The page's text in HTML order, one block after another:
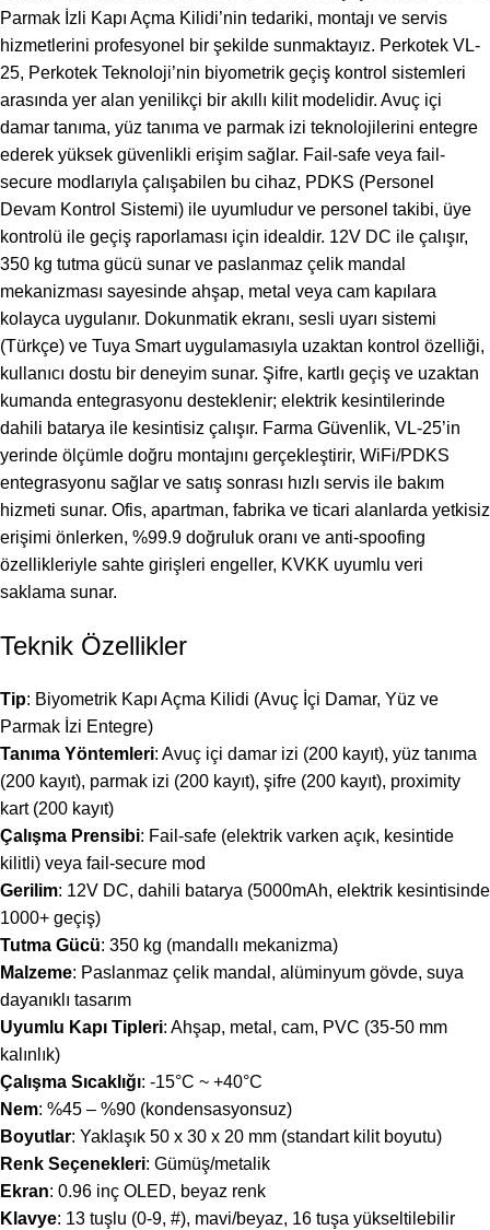
Parmak İzli Kapı Açma Kilidi’nin tedariki, montajı ve servis
hizmetlerini profesyonel bir şekilde sunmaktayız. Perkotek VL-
25, Perkotek Teknoloji’nin biyometrik geçiş kontrol sistemleri
arasında yer alan yenilikçi bir akıllı kilit modelidir. Avuç içi
damar tanıma, yüz tanıma ve parmak izi teknolojilerini entegre
ederek yüksek güvenlikli erişim sağlar. Fail-safe veya fail-
secure modlarıyla çalışabilen bu cihaz, PDKS (Personel
Devam Kontrol Sistemi) ile uyumludur ve personel takibi, üye
kontrolü ile geçiş raporlaması için idealdir. 12V DC ile çalışır,
350 kg tutma gücü sunar ve paslanmaz çelik mandal
mekanizması sayesinde ahşap, metal veya cam kapılara
kolayca uygulanır. Dokunmatik ekranı, sesli uyarı sistemi
(Türkçe) ve Tuya Smart uygulamasıyla uzaktan kontrol özelliği,
kullanıcı dostu bir deneyim sunar. Şifre, kartlı geçiş ve uzaktan
kumanda entegrasyonu desteklenir; elektrik kesintilerinde
dahili batarya ile kesintisiz çalışır. Farma Güvenlik, VL-25’in
yerinde ölçümle doğru montajını gerçekleştirir, WiFi/PDKS
entegrasyonu sağlar ve satış sonrası hızlı servis ile bakım
hizmeti sunar. Ofis, apartman, fabrika ve ticari alanlarda yetkisiz
erişimi önlerken, %99.9 doğruluk oranı ve anti-spoofing
özellikleriyle sahte girişleri engeller, KVKK uyumlu veri
saklama sunar.
Teknik Özellikler
Tip: Biyometrik Kapı Açma Kilidi (Avuç İçi Damar, Yüz ve
Parmak İzi Entegre)
Tanıma Yöntemleri: Avuç içi damar izi (200 kayıt), yüz tanıma
(200 kayıt), parmak izi (200 kayıt), şifre (200 kayıt), proximity
kart (200 kayıt)
Çalışma Prensibi: Fail-safe (elektrik varken açık, kesintide
kilitli) veya fail-secure mod
Gerilim: 12V DC, dahili batarya (5000mAh, elektrik kesintisinde
1000+ geçiş)
Tutma Gücü: 350 kg (mandallı mekanizma)
Malzeme: Paslanmaz çelik mandal, alüminyum gövde, suya
dayanıklı tasarım
Uyumlu Kapı Tipleri: Ahşap, metal, cam, PVC (35-50 mm
kalınlık)
Çalışma Sıcaklığı: -15°C ~ +40°C
Nem: %45 – %90 (kondensasyonsuz)
Boyutlar: Yaklaşık 50 x 30 x 20 mm (standart kilit boyutu)
Renk Seçenekleri: Gümüş/metalik
Ekran: 0.96 inç OLED, beyaz renk
Klavye: 13 tuşlu (0-9, #), mavi/beyaz, 16 tuşa yükseltilebilir